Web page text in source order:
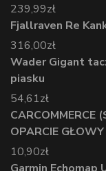
239,99zł
Fjallraven Re
316,00zł
Wader Gigant
piasku
54,61zł
CARCOMMERCE
OPARCIE
10,90zł